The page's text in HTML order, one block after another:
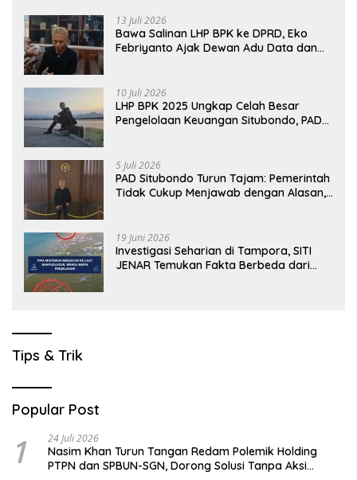
13 Juli 2026
Bawa Salinan LHP BPK ke DPRD, Eko
Febriyanto Ajak Dewan Adu Data dan
10 Juli 2026
LHP BPK 2025 Ungkap Celah Besar
Pengelolaan Keuangan Situbondo, PAD
5 Juli 2026
PAD Situbondo Turun Tajam: Pemerintah
Tidak Cukup Menjawab dengan Alasan,
19 Juni 2026
Investigasi Seharian di Tampora, SITI
JENAR Temukan Fakta Berbeda dari
Tips & Trik
Popular Post
1 24 Juli 2026
Nasim Khan Turun Tangan Redam Polemik Holding
PTPN dan SPBUN-SGN, Dorong Solusi Tanpa Aksi